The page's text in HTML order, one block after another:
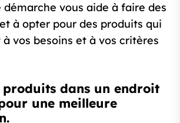
démarche vous aide à faire des
à opter pour des produits qui
vos besoins et à vos critères
produits dans un endroit
une meilleure